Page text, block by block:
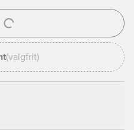
eller tilmelde dig som medlem
(valgfrit)